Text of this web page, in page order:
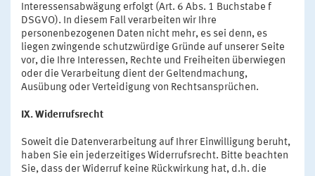
Interessensabwägung erfolgt (Art. 6 Abs. 1 Buchstabe f
DSGVO). In diesem Fall verarbeiten wir Ihre
personenbezogenen Daten nicht mehr, es sei denn, es
liegen zwingende schutzwürdige Gründe auf unserer Seite
vor, die Ihre Interessen, Rechte und Freiheiten überwiegen
oder die Verarbeitung dient der Geltendmachung,
Ausübung oder Verteidigung von Rechtsansprüchen.
IX. Widerrufsrecht
Soweit die Datenverarbeitung auf Ihrer Einwilligung beruht,
haben Sie ein jederzeitiges Widerrufsrecht. Bitte beachten
Sie, dass der Widerruf keine Rückwirkung hat, d.h. die